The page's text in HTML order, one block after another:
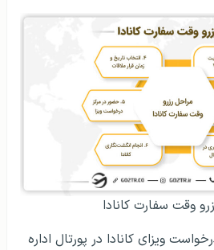
وقت سفارت کانادا
ویزای کانادا در پورتال اداره